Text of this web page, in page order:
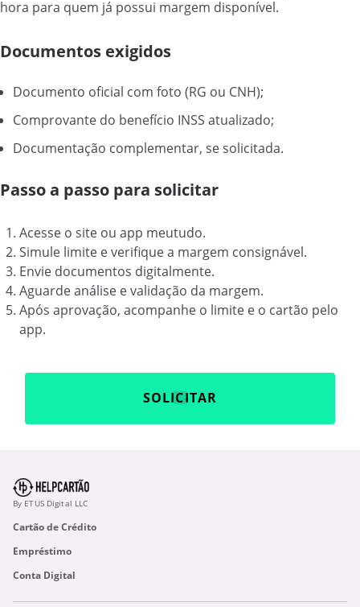
hora para quem já possui margem disponível.
Documentos exigidos
Documento oficial com foto (RG ou CNH);
Comprovante do benefício INSS atualizado;
Documentação complementar, se solicitada.
Passo a passo para solicitar
Acesse o site ou app meutudo.
Simule limite e verifique a margem consignável.
Envie documentos digitalmente.
Aguarde análise e validação da margem.
Após aprovação, acompanhe o limite e o cartão pelo
app.
SOLICITAR
By ETUS Digital LLC
Cartão de Crédito
Empréstimo
Conta Digital